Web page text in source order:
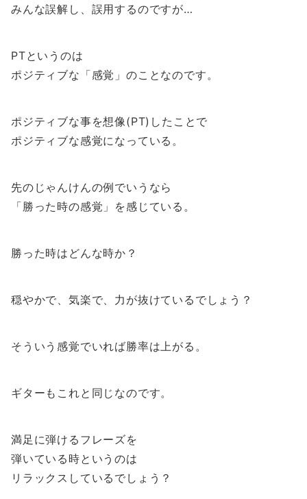
みんな誤解し、誤用するのですが…
PTというのは
ポジティブな「感覚」のことなのです。
ポジティブな事を想像(PT)したことで
ポジティブな感覚になっている。
先のじゃんけんの例でいうなら
「勝った時の感覚」を感じている。
勝った時はどんな時か？
穏やかで、気楽で、力が抜けているでしょう？
そういう感覚でいれば勝率は上がる。
ギターもこれと同じなのです。
満足に弾けるフレーズを
弾いている時というのは
リラックスしているでしょう？